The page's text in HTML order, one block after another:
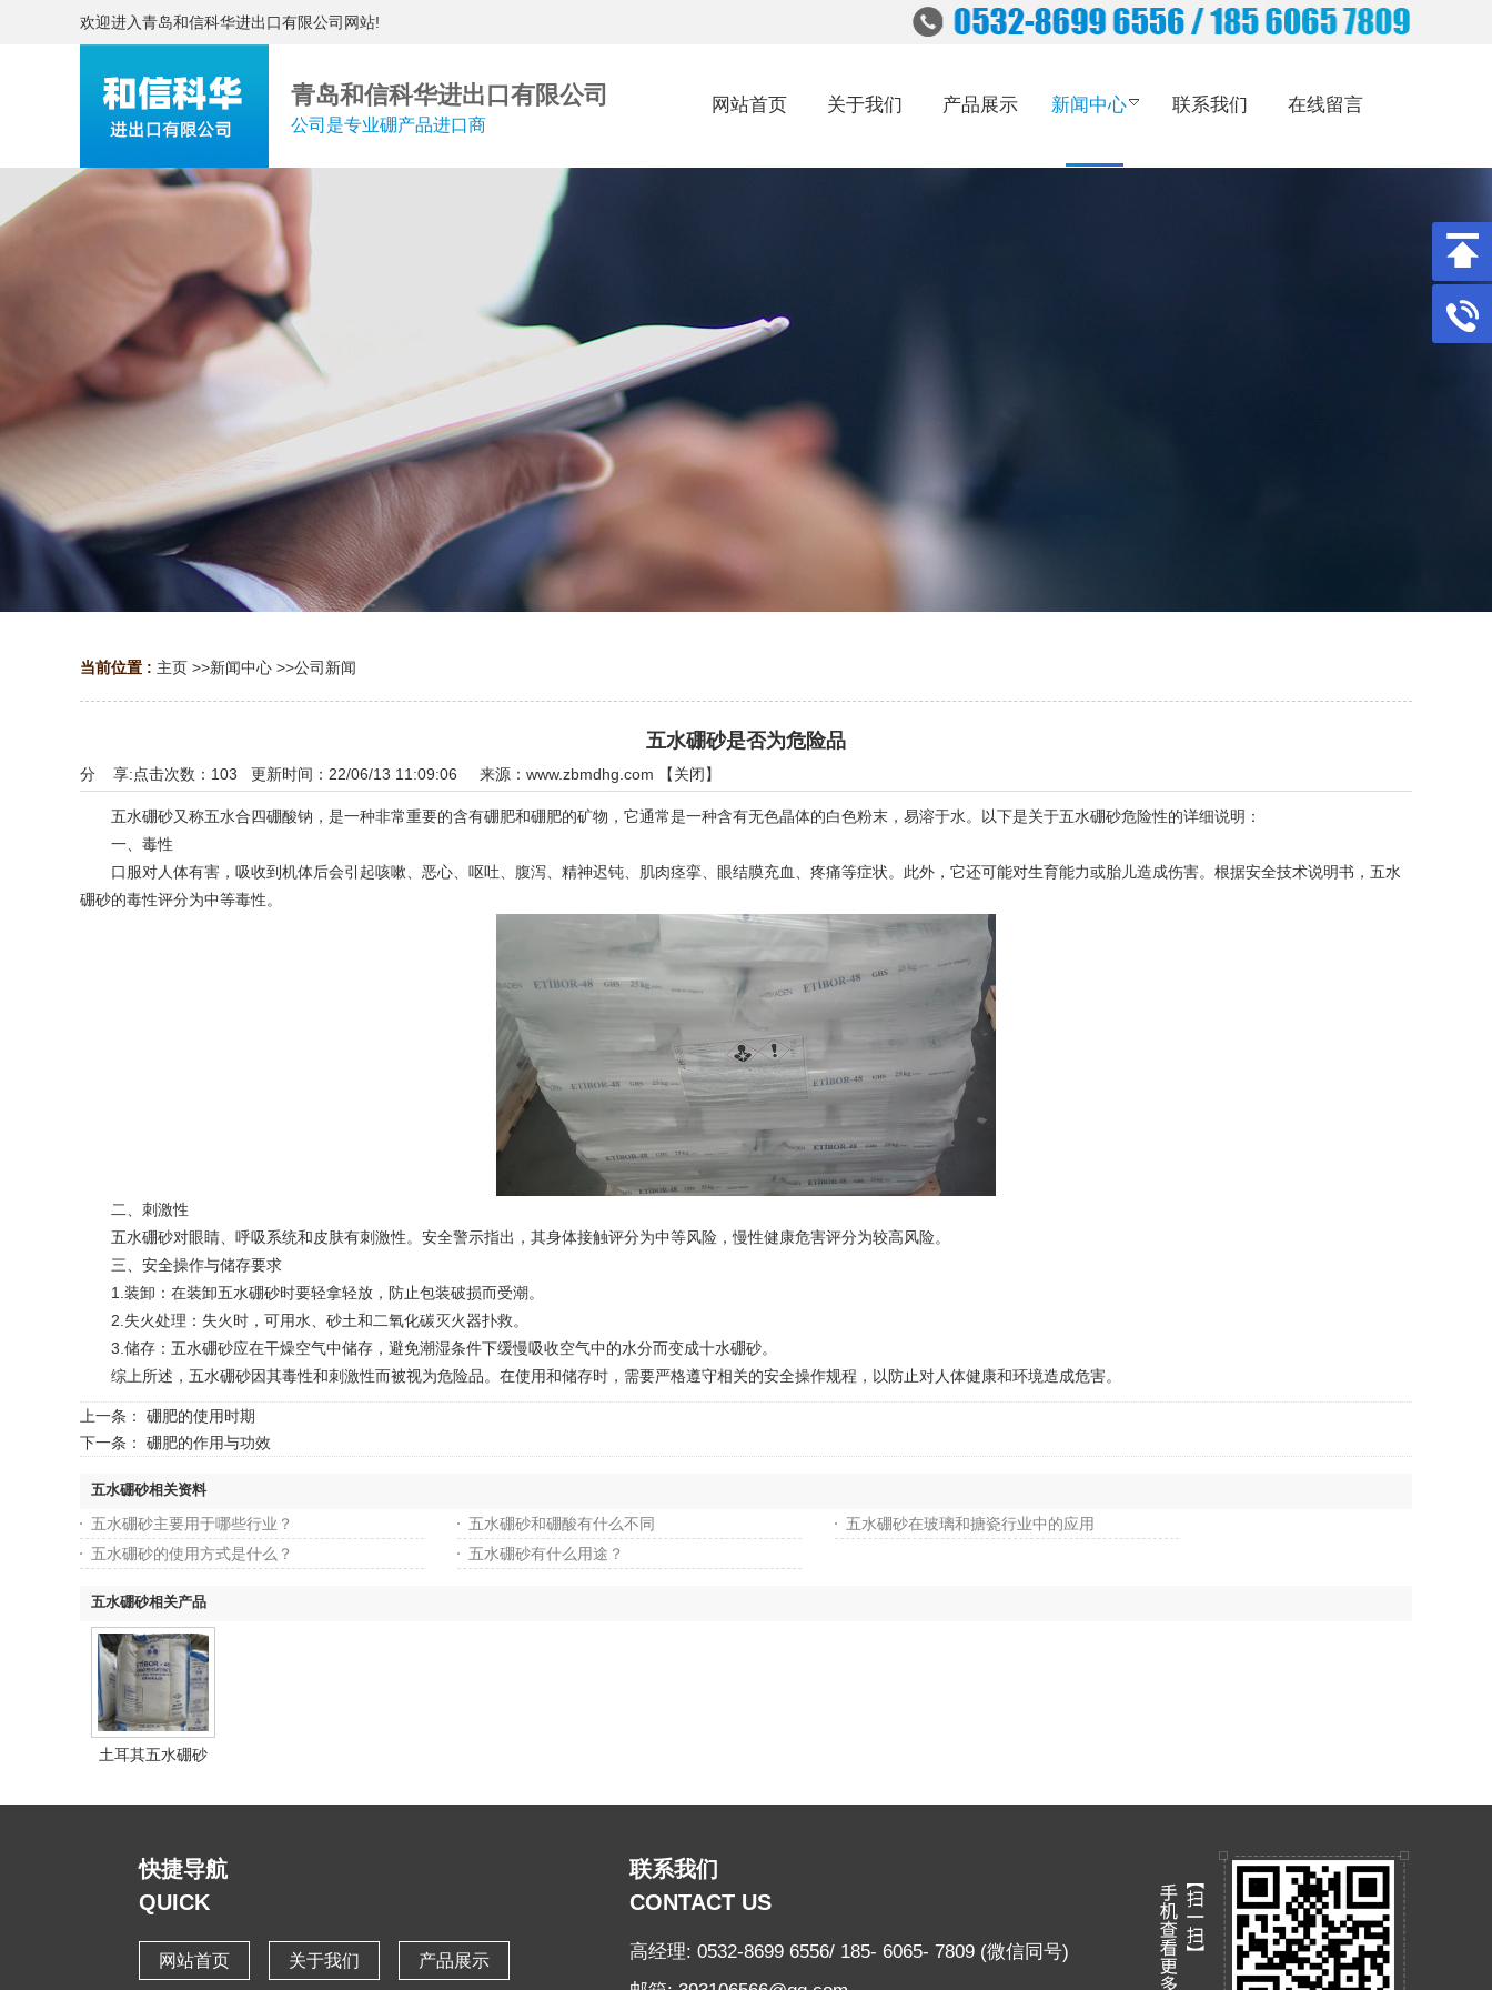
欢迎进入青岛和信科华进出口有限公司网站!
青岛和信科华进出口有限公司
公司是专业硼产品进口商
网站首页 关于我们 产品展示 新闻中心 联系我们 在线留言
当前位置 : 主页 >>新闻中心 >>公司新闻
五水硼砂是否为危险品
点击次数： 103 更新时间：22/06/13 11:09:06 来源： www.zbmdhg.com 【关闭】
分 享:
五水硼砂又称五水合四硼酸钠，是一种非常重要的含有硼肥和硼肥的矿物，它通常是一种含有无色晶体的白色粉末，易溶于水。以下是关于五水硼砂危险性的详细说明：
一、毒性
口服对人体有害，吸收到机体后会引起咳嗽、恶心、呕吐、腹泻、精神迟钝、肌肉痉挛、眼结膜充血、疼痛等症状。此外，它还可能对生育能力或胎儿造成伤害。根据安全技术说明书，五水
硼砂的毒性评分为中等毒性。
二、刺激性
五水硼砂对眼睛、呼吸系统和皮肤有刺激性。安全警示指出，其身体接触评分为中等风险，慢性健康危害评分为较高风险。
三、安全操作与储存要求
1.装卸：在装卸五水硼砂时要轻拿轻放，防止包装破损而受潮。
2.失火处理：失火时，可用水、砂土和二氧化碳灭火器扑救。
3.储存：五水硼砂应在干燥空气中储存，避免潮湿条件下缓慢吸收空气中的水分而变成十水硼砂。
综上所述，五水硼砂因其毒性和刺激性而被视为危险品。在使用和储存时，需要严格遵守相关的安全操作规程，以防止对人体健康和环境造成危害。
上一条： 硼肥的使用时期
下一条： 硼肥的作用与功效
五水硼砂相关资料
五水硼砂主要用于哪些行业？ 五水硼砂和硼酸有什么不同
五水硼砂在玻璃和搪瓷行业中的应用
五水硼砂的使用方式是什么？
五水硼砂有什么用途？
五水硼砂相关产品
土耳其五水硼砂
快捷导航
QUICK
网站首页 关于我们 产品展示
联系我们
CONTACT US
高经理: 0532-8699 6556/ 185- 6065- 7809 (微信同号)